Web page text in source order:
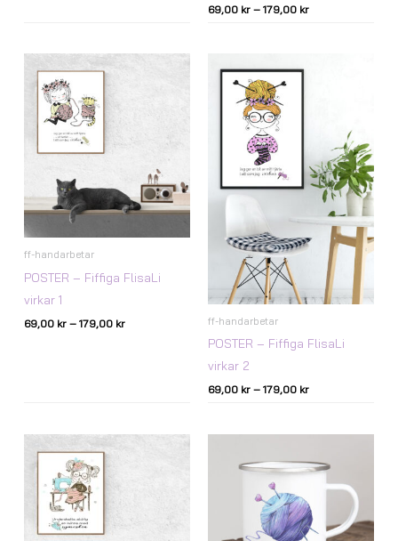
69,00 kr – 179,00 kr
ff-handarbetar
POSTER – Fiffiga FlisaLi
virkar 1
69,00 kr – 179,00 kr
Prisintervall:
ff-handarbetar
POSTER – Fiffiga FlisaLi
virkar 2
69,00 kr – 179,00 kr
Prisintervall: